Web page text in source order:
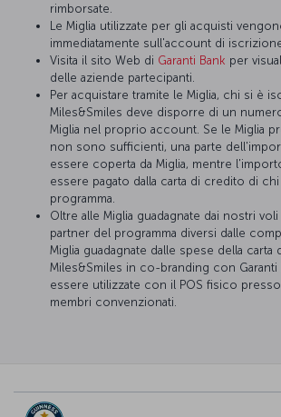
rimborsate.
Le Miglia utilizzate per gli acquisti
immediatamente sull'account di
Visita il sito Web di Garanti Bank per
delle aziende partecipanti.
Per acquistare tramite le Miglia, chi si è
Miles&Smiles deve disporre di un
Miglia nel proprio account. Se le Miglia
non sono sufficienti, una parte
essere coperta da Miglia, mentre
essere pagato dalla carta di credito di
programma.
Oltre alle Miglia guadagnate dai nostri
partner del programma diversi dalle
Miglia guadagnate dalle spese della
Miles&Smiles in co-branding con Garanti
essere utilizzate con il POS fisico
membri convenzionati.